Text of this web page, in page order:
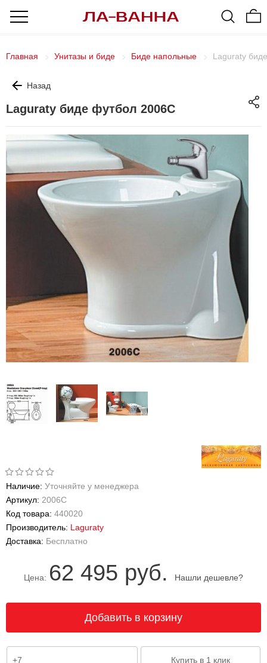
Главная Унитазы и биде Биде напольные Laguraty
Назад
Laguraty биде футбол 2006С
Наличие: Уточняйте у менеджера
Артикул: 2006С
Код товара: 440020
Производитель: Laguraty
Доставка: Бесплатно
Цена: 62 495 руб. Нашли дешевле?